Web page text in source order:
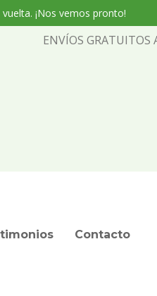
¡Nos vemos pronto!
ENVÍOS GRATUITOS
Contacto